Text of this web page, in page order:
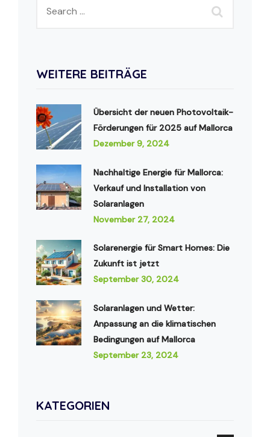
WEITERE BEITRÄGE
Übersicht der neuen Photovoltaik-
Förderungen für 2025 auf Mallorca
Dezember 9, 2024
Nachhaltige Energie für Mallorca:
Verkauf und Installation von
Solaranlagen
November 27, 2024
Solarenergie für Smart Homes: Die
Zukunft ist jetzt
September 30, 2024
Solaranlagen und Wetter:
Anpassung an die klimatischen
Bedingungen auf Mallorca
September 23, 2024
KATEGORIEN